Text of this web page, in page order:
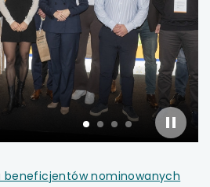
link otwiera się w nowej karcie
link otwiera się w nowej karcie
link otwiera się w nowej karcie
link otwiera się w nowej karcie
link otwiera się w nowej karcie
slajd
numer1
slajd
numer2
slajd
numer3
slajd
numer4
slajder
beneficjentów nominowanych